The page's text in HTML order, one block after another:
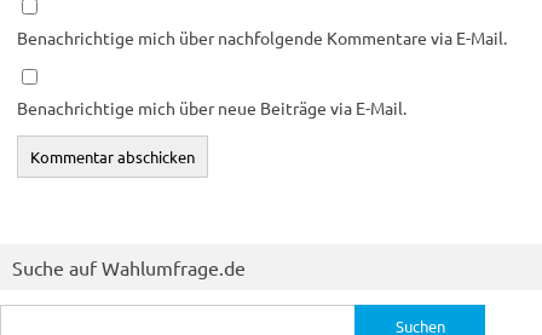
Benachrichtige mich über nachfolgende Kommentare via E-Mail.
Benachrichtige mich über neue Beiträge via E-Mail.
Suche auf Wahlumfrage.de